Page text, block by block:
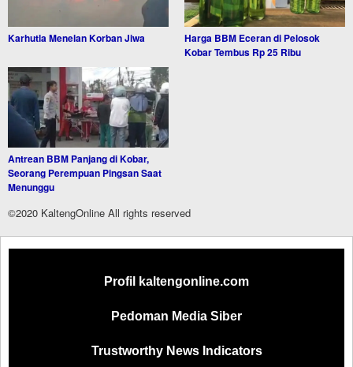
Karhutla Menelan Korban Jiwa
Harga BBM Eceran di Pelosok
Kobar Tembus Rp 25 Ribu
Antrean BBM Panjang di Kobar,
Seorang Perempuan Pingsan Saat
Menunggu
©2020 KaltengOnline All rights reserved
Profil kaltengonline.com
Pedoman Media Siber
Trustworthy News Indicators